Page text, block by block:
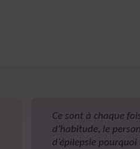
Ce sont à chaque
d’habitude, le
d’épilepsie